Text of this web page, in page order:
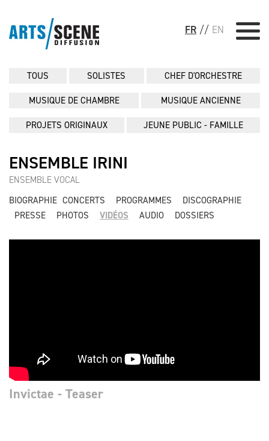
FR // EN
TOUS SOLISTES CHEF D'ORCHESTRE
MUSIQUE DE CHAMBRE MUSIQUE ANCIENNE
PROJETS ORIGINAUX JEUNE PUBLIC - FAMILLE
ENSEMBLE IRINI
ENSEMBLE VOCAL
BIOGRAPHIE CONCERTS PROGRAMMES
DISCOGRAPHIE
PRESSE
PHOTOS VIDÉOS AUDIO DOSSIERS
Invictae - Teaser